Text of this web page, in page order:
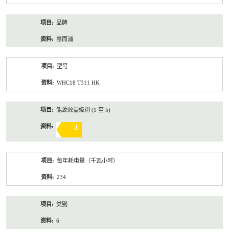
品牌
惠而浦
型号
WHC18 T311 HK
能源效益級別 (1 至 5)
3
每年耗电量（千瓦小时）
234
类别
6